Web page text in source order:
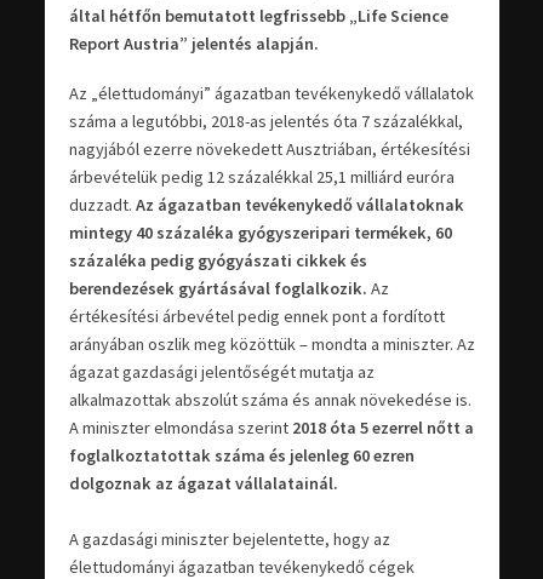
által hétfőn bemutatott legfrissebb „Life Science
Report Austria” jelentés alapján.
Az „élettudományi” ágazatban tevékenykedő vállalatok
száma a legutóbbi, 2018-as jelentés óta 7 százalékkal,
nagyjából ezerre növekedett Ausztriában, értékesítési
árbevételük pedig 12 százalékkal 25,1 milliárd euróra
duzzadt. Az ágazatban tevékenykedő vállalatoknak
mintegy 40 százaléka gyógyszeripari termékek, 60
százaléka pedig gyógyászati cikkek és
berendezések gyártásával foglalkozik. Az
értékesítési árbevétel pedig ennek pont a fordított
arányában oszlik meg közöttük – mondta a miniszter. Az
ágazat gazdasági jelentőségét mutatja az
alkalmazottak abszolút száma és annak növekedése is.
A miniszter elmondása szerint 2018 óta 5 ezerrel nőtt a
foglalkoztatottak száma és jelenleg 60 ezren
dolgoznak az ágazat vállalatainál.
A gazdasági miniszter bejelentette, hogy az
élettudományi ágazatban tevékenykedő cégek